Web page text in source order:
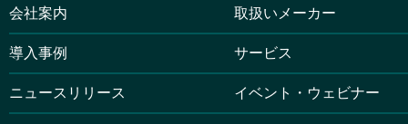
会社案内 取扱いメーカー
導入事例
サービス
ニュースリリース
イベント・ウェビナー